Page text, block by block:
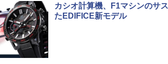
カシオ計算機、F1マシンのサ
たEDIFICE新モデル